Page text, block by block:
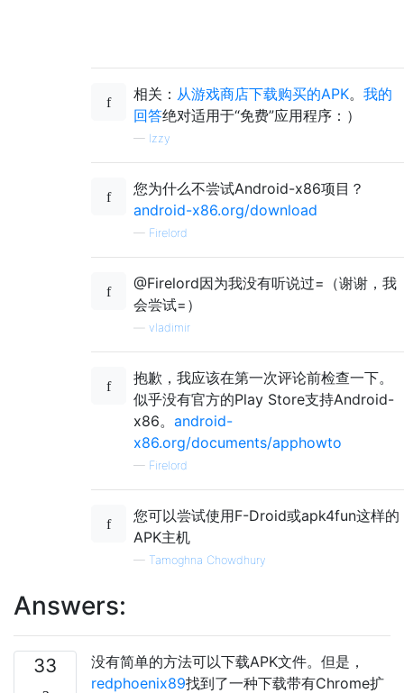
相关： 从游戏商店下载购买的APK。 我的
回答绝对适用于“免费”应用程序：）
— Izzy
您为什么不尝试Android-x86项目？
android-x86.org/download
— Firelord
@Firelord因为我没有听说过=（谢谢，我
会尝试=）
vladimir
抱歉，我应该在第一次评论前检查一下。
似乎没有官方的Play Store支持Android-
x86。 android-
x86.org/documents/apphowto
— Firelord
您可以尝试使用F-Droid或apk4fun这样的
APK主机
— Tamoghna Chowdhury
Answers:
33
没有简单的方法可以下载APK文件。但是，
redphoenix89找到了一种下载带有Chrome扩